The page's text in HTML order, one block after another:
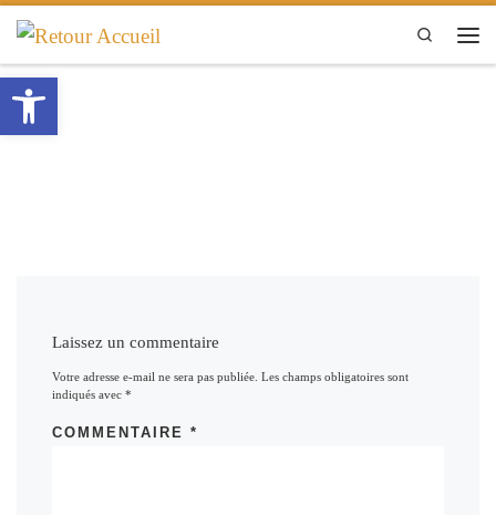
Passer au contenu
Search
Laissez un commentaire
Votre adresse e-mail ne sera pas publiée. Les champs obligatoires sont
indiqués avec*
COMMENTAIRE*
Ouvrir la barre d’outils